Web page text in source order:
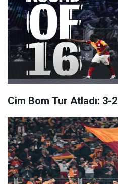
Cim Bom Tur Atladı: 3-2